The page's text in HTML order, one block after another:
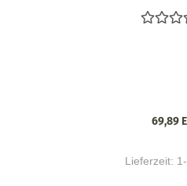
69,89
Lieferzeit: